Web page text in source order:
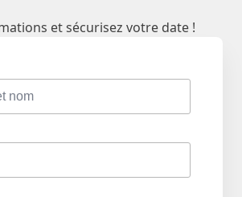
et sécurisez votre date !